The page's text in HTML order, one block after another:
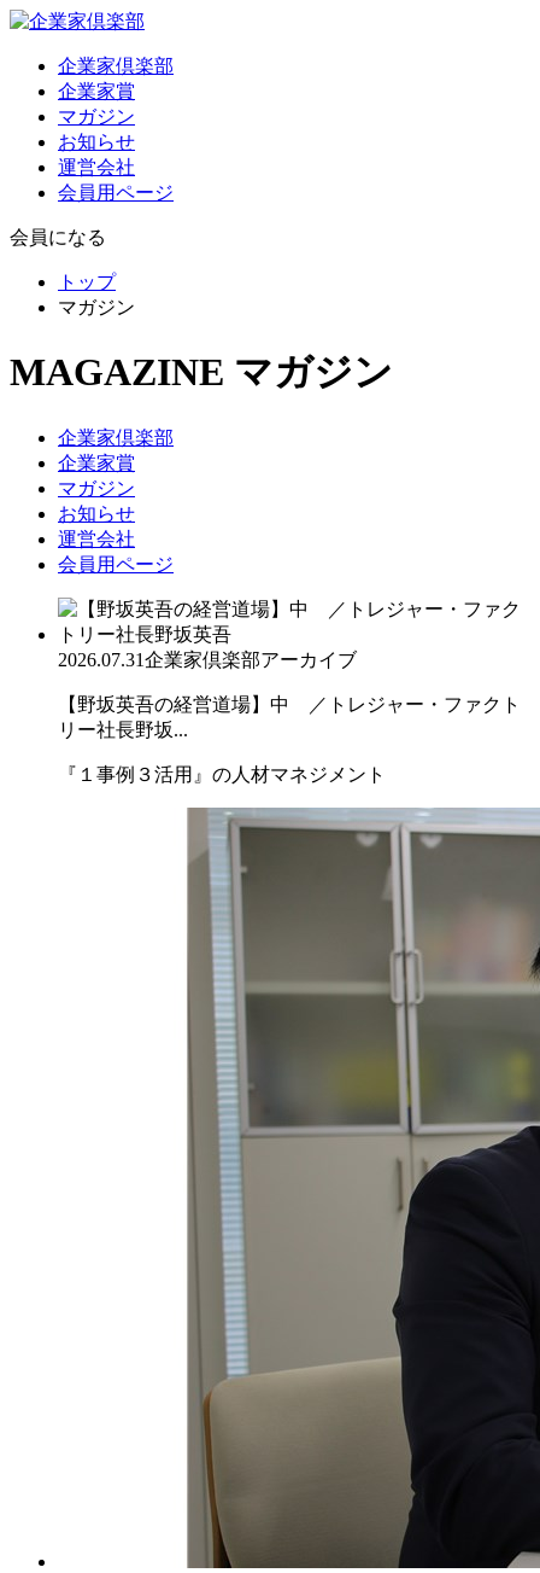
企業家倶楽部
企業家賞
マガジン
お知らせ
運営会社
会員用ページ
会員になる
トップ
マガジン
MAGAZINE マガジン
企業家倶楽部
企業家賞
マガジン
お知らせ
運営会社
会員用ページ
2026.07.31企業家倶楽部アーカイブ
【野坂英吾の経営道場】中 ／トレジャー・ファクト
リー社長野坂...
『１事例３活用』の人材マネジメント